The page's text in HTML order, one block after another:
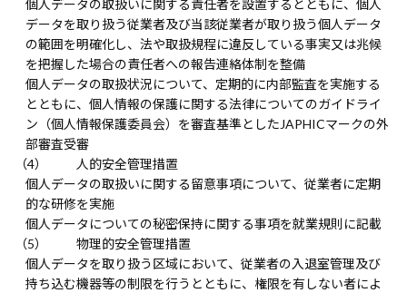
個人データの取扱いに関する責任者を設置するとともに、個人
データを取り扱う従業者及び当該従業者が取り扱う個人データ
の範囲を明確化し、法や取扱規程に違反している事実又は兆候
を把握した場合の責任者への報告連絡体制を整備
個人データの取扱状況について、定期的に内部監査を実施する
とともに、個人情報の保護に関する法律についてのガイドライ
ン（個人情報保護委員会）を審査基準としたJAPHICマークの外
部審査受審
人的安全管理措置
個人データの取扱いに関する留意事項について、従業者に定期
的な研修を実施
個人データについての秘密保持に関する事項を就業規則に記載
物理的安全管理措置
個人データを取り扱う区域において、従業者の入退室管理及び
持ち込む機器等の制限を行うとともに、権限を有しない者によ